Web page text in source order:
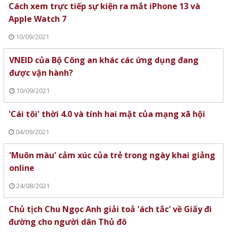
Cách xem trực tiếp sự kiện ra mắt iPhone 13 và
Apple Watch 7
10/09/2021
VNEID của Bộ Công an khác các ứng dụng đang
được vận hành?
10/09/2021
'Cái tôi' thời 4.0 và tính hai mặt của mạng xã hội
04/09/2021
'Muôn màu' cảm xúc của trẻ trong ngày khai giảng
online
24/08/2021
Chủ tịch Chu Ngọc Anh giải toả 'ách tắc' về Giấy đi
đường cho người dân Thủ đô